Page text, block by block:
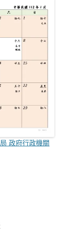
政府行政機關